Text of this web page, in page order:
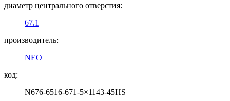
диаметр центрального отверстия:
67.1
производитель:
NEO
код:
N676-6516-671-5×1143-45HS